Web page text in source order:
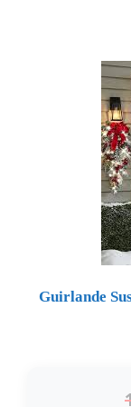
Guirlande